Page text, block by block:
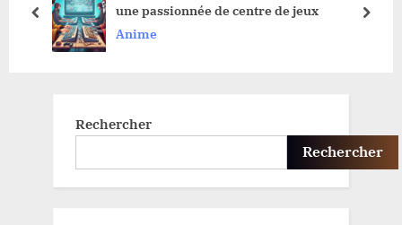
s
t
une passionnée de centre de jeux
Anime
prev next
Rechercher
Rechercher